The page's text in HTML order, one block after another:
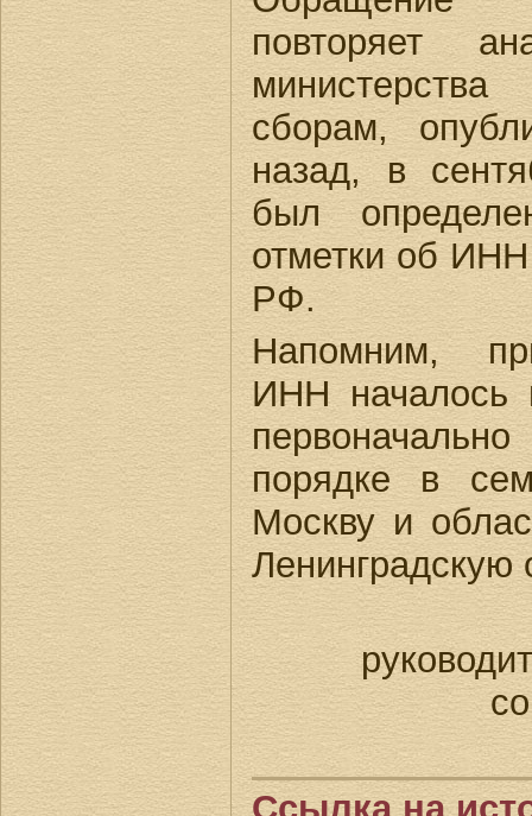
повторяет
сборам,
назад, в
был
отметки об
РФ.
Напомним,
ИНН началось
порядке в
Москву и
Ленинградскую